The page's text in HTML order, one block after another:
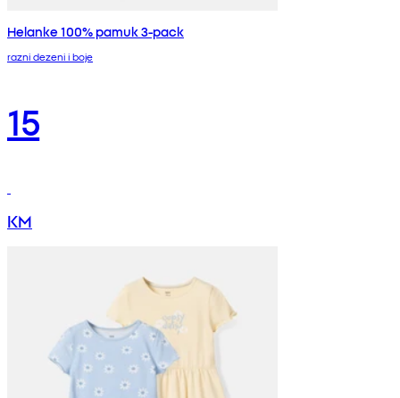
Helanke 100% pamuk 3-pack
razni dezeni i boje
15
KM